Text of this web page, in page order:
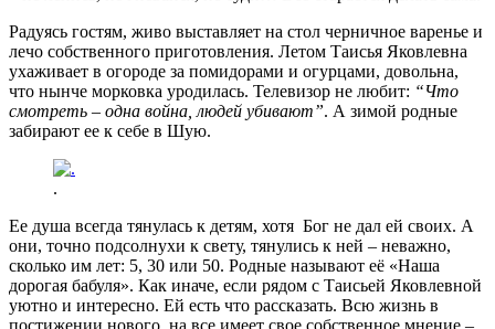
Радуясь гостям, живо выставляет на стол черничное варенье и
лечо собственного приготовления. Летом Таисья Яковлевна
ухаживает в огороде за помидорами и огурцами, довольна,
что нынче морковка уродилась. Телевизор не любит: “Что
смотреть – одна война, людей убивают”. А зимой родные
забирают ее к себе в Шую.
.
Ее душа всегда тянулась к детям, хотя Бог не дал ей своих. А
они, точно подсолнухи к свету, тянулись к ней – неважно,
сколько им лет: 5, 30 или 50. Родные называют её «Наша
дорогая бабуля». Как иначе, если рядом с Таисьей Яковлевной
уютно и интересно. Ей есть что рассказать. Всю жизнь в